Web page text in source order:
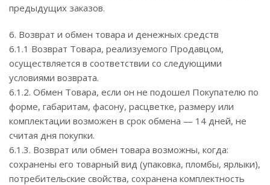
предыдущих заказов.
6. Возврат и обмен товара и денежных средств
6.1.1 Возврат Товара, реализуемого Продавцом,
осуществляется в соответствии со следующими
условиями возврата.
6.1.2. Обмен Товара, если он не подошел Покупателю по
форме, габаритам, фасону, расцветке, размеру или
комплектации возможен в срок обмена — 14 дней, не
считая дня покупки.
6.1.3. Возврат или обмен товара возможны, когда:
сохранены его товарный вид (упаковка, пломбы, ярлыки),
потребительские свойства, сохранена комплектность